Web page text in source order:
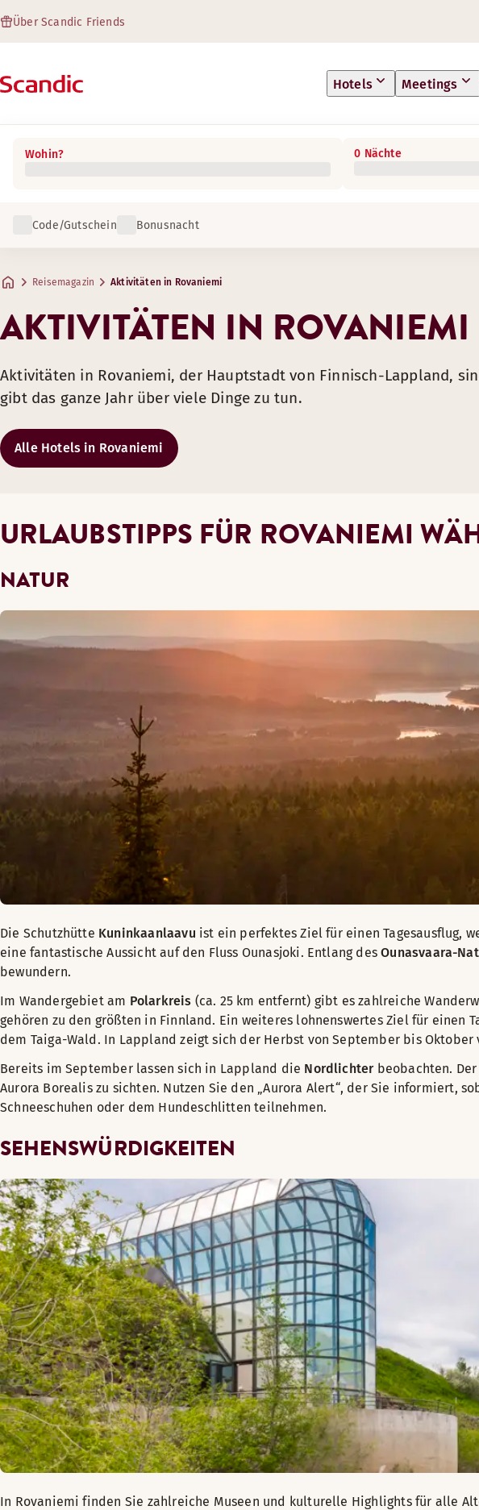
Über Scandic Friends
Hotels Meetings
Wohin? 0 Nächte
Code/Gutschein Bonusnacht
Reisemagazin Aktivitäten in Rovaniemi
AKTIVITÄTEN IN ROVANIEMI
Aktivitäten in Rovaniemi, der Hauptstadt von Finnisch-Lappland,
gibt das ganze Jahr über viele Dinge zu tun.
Alle Hotels in Rovaniemi
URLAUBSTIPPS FÜR ROVANIEMI
NATUR
Die Schutzhütte Kuninkaanlaavu ist ein perfektes Ziel für einen Tagesausflug,
eine fantastische Aussicht auf den Fluss Ounasjoki. Entlang desOunasvaara-
bewundern.
Im Wandergebiet am Polarkreis (ca. 25 km entfernt) gibt es zahlreiche
gehören zu den größten in Finnland. Ein weiteres lohnenswertes Ziel für einen
dem Taiga-Wald. In Lappland zeigt sich der Herbst von September bis
Bereits im September lassen sich in Lappland die Nordlichterbeobachten.
Aurora Borealis zu sichten. Nutzen Sie den „Aurora Alert“, der Sie informiert,
Schneeschuhen oder dem Hundeschlitten teilnehmen.
SEHENSWÜRDIGKEITEN
In Rovaniemi finden Sie zahlreiche Museen und kulturelle Highlights für alle